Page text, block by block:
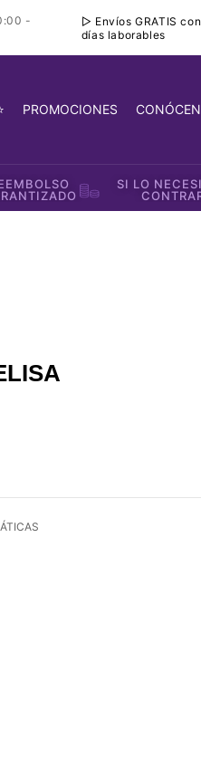
-
▷ Envíos GRATIS
días laborables
PROMOCIONES
SI LO